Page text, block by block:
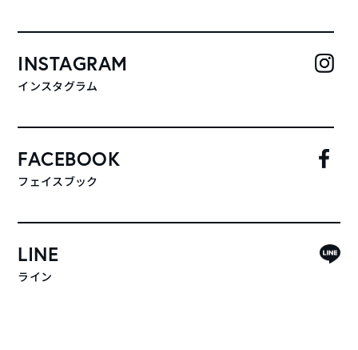
INSTAGRAM
インスタグラム
FACEBOOK
フェイスブック
LINE
ライン